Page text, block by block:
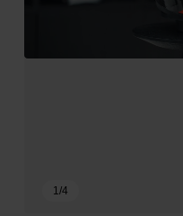
1/4